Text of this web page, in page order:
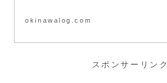
okinawalog.com
スポンサーリンク